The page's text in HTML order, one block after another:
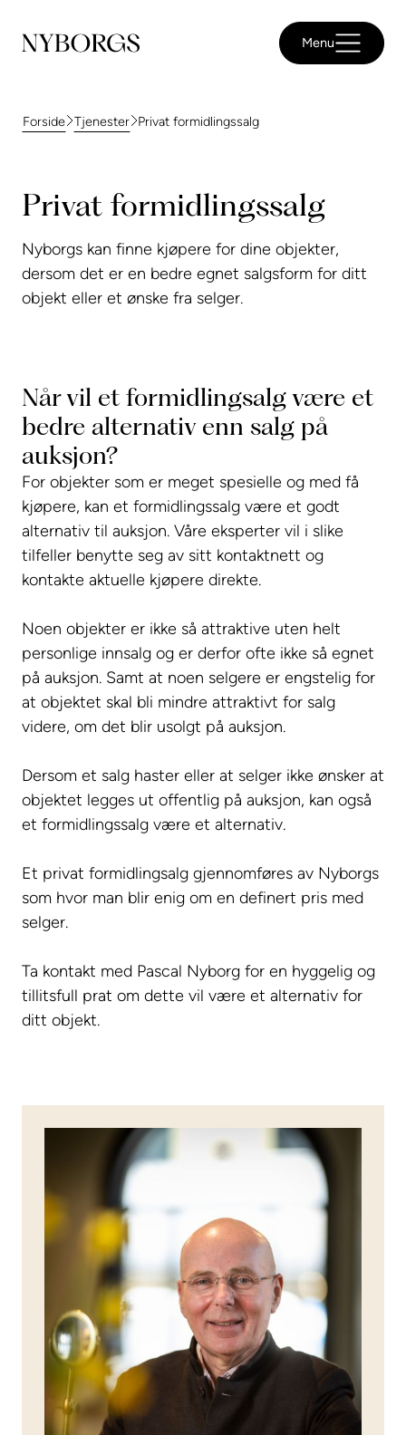
Menu
Forside Tjenester Privat formidlingssalg
Privat formidlingssalg
Nyborgs kan finne kjøpere for dine objekter,
dersom det er en bedre egnet salgsform for ditt
objekt eller et ønske fra selger.
Når vil et formidlingsalg være et
bedre alternativ enn salg på
auksjon?
For objekter som er meget spesielle og med få
kjøpere, kan et formidlingssalg være et godt
alternativ til auksjon. Våre eksperter vil i slike
tilfeller benytte seg av sitt kontaktnett og
kontakte aktuelle kjøpere direkte.
Noen objekter er ikke så attraktive uten helt
personlige innsalg og er derfor ofte ikke så egnet
på auksjon. Samt at noen selgere er engstelig for
at objektet skal bli mindre attraktivt for salg
videre, om det blir usolgt på auksjon.
Dersom et salg haster eller at selger ikke ønsker at
objektet legges ut offentlig på auksjon, kan også
et formidlingssalg være et alternativ.
Et privat formidlingsalg gjennomføres av Nyborgs
som hvor man blir enig om en definert pris med
selger.
Ta kontakt med Pascal Nyborg for en hyggelig og
tillitsfull prat om dette vil være et alternativ for
ditt objekt.